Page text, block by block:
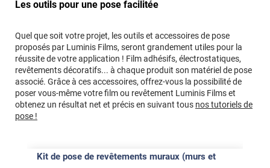
Les outils pour une pose facilitée
Quel que soit votre projet, les outils et accessoires de pose
proposés par Luminis Films, seront grandement utiles pour la
réussite de votre application ! Film adhésifs, électrostatiques,
revêtements décoratifs... à chaque produit son matériel de pose
associé. Grâce à ces accessoires, offrez-vous la possibilité de
poser vous-même votre film ou revêtement Luminis Films et
obtenez un résultat net et précis en suivant tous nos tutoriels de
pose !
Kit de pose de revêtements muraux (murs et